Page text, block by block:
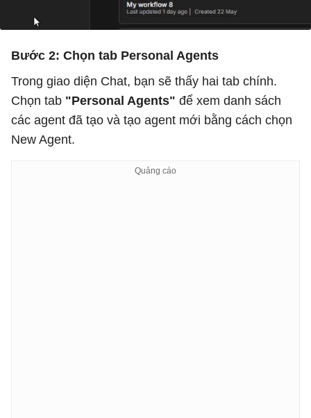
Bước 2: Chọn tab Personal Agents
Trong giao diện Chat, bạn sẽ thấy hai tab chính.
Chọn tab "Personal Agents" để xem danh sách
các agent đã tạo và tạo agent mới bằng cách chọn
New Agent.